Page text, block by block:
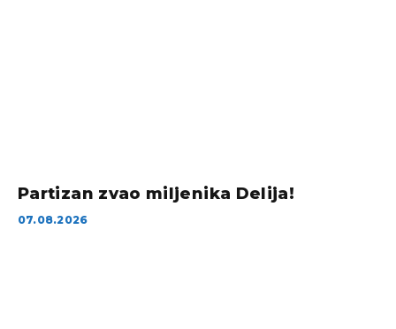
Partizan zvao miljenika Delija!
07.08.2026